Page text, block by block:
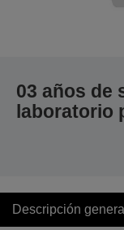
03 años de
laboratorio
Descripción general